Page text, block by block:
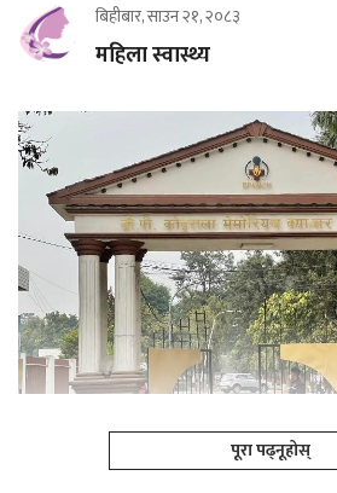
बिहीबार, साउन २१, २०८३
महिला स्वास्थ्य
पूरा पढ्नूहोस्